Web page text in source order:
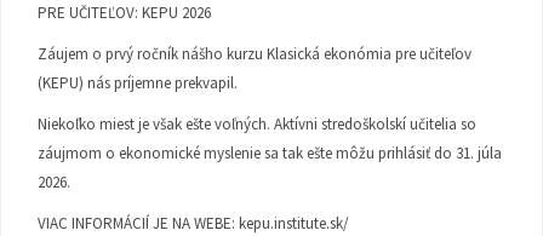
PRE UČITEĽOV: KEPU 2026
Záujem o prvý ročník nášho kurzu Klasická ekonómia pre učiteľov
(KEPU) nás príjemne prekvapil.
Niekoľko miest je však ešte voľných. Aktívni stredoškolskí učitelia so
záujmom o ekonomické myslenie sa tak ešte môžu prihlásiť do 31. júla
2026.
VIAC INFORMÁCIÍ JE NA WEBE: kepu.institute.sk/